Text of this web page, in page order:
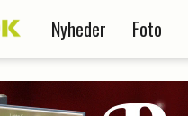
Nyheder Foto